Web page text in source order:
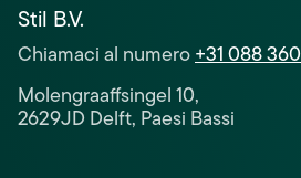
Stil B.V.
Chiamaci al numero+31 088
Molengraaffsingel 10,
2629JD Delft, Paesi Bassi